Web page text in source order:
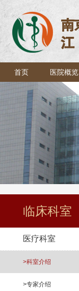
首页 医院概览
临床科室
医疗科室
>科室介绍
>专家介绍